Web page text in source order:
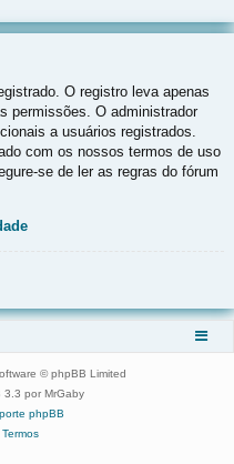
O registro leva apenas
permissões. O administrador
a usuários registrados.
com os nossos termos de uso
se de ler as regras do fórum
© phpBB Limited
3.3 por MrGaby
phpBB
Termos